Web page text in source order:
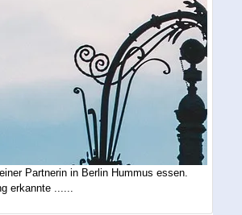
Partnerin in Berlin Hummus essen.
erkannte ......